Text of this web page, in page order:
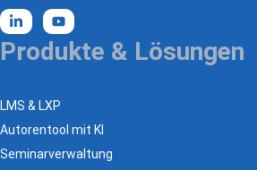
Produkte & Lösungen
LMS & LXP
Autorentool mit KI
Seminarverwaltung